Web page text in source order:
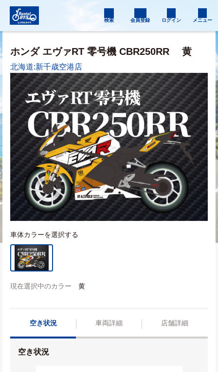
検索 会員登録 ログイン メニュー
ホンダ エヴァRT 零号機 CBR250RR 黄
北海道:新千歳空港店
車体カラーを選択する
現在選択中のカラー 黄
空き状況 車両詳細 店舗詳細
空き状況